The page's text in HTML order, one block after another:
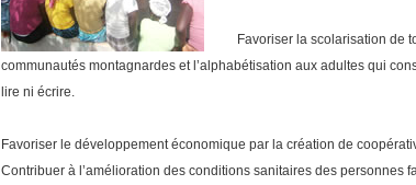
Favoriser la scolarisation de
communautés montagnardes et l’alphabétisation aux adultes qui
lire ni écrire.
Favoriser le développement économique par la création de
Contribuer à l’amélioration des conditions sanitaires des personnes